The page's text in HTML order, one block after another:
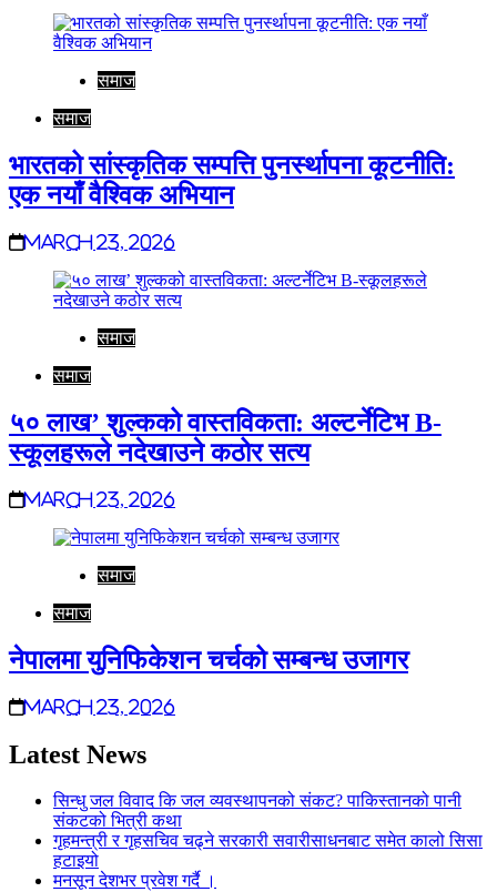
समाज
समाज
भारतको सांस्कृतिक सम्पत्ति पुनर्स्थापना कूटनीति:
एक नयाँ वैश्विक अभियान
March 23, 2026
समाज
समाज
५० लाख’ शुल्कको वास्तविकता: अल्टर्नेटिभ B-
स्कूलहरूले नदेखाउने कठोर सत्य
March 23, 2026
समाज
समाज
नेपालमा युनिफिकेशन चर्चको सम्बन्ध उजागर
March 23, 2026
Latest News
सिन्धु जल विवाद कि जल व्यवस्थापनको संकट? पाकिस्तानको पानी
संकटको भित्री कथा
गृहमन्त्री र गृहसचिव चढ्ने सरकारी सवारीसाधनबाट समेत कालो सिसा
हटाइयो
मनसून देशभर प्रवेश गर्दै ।